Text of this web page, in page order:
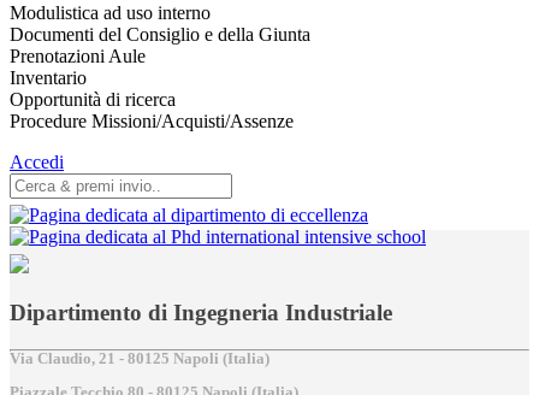
Modulistica ad uso interno
Documenti del Consiglio e della Giunta
Prenotazioni Aule
Inventario
Opportunità di ricerca
Procedure Missioni/Acquisti/Assenze
Accedi
Dipartimento di Ingegneria Industriale
Via Claudio, 21 - 80125 Napoli (Italia)